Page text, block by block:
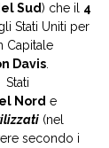
Sud) che il 4
Stati Uniti per
Capitale
Davis.
Nord e
(nel
secondo i